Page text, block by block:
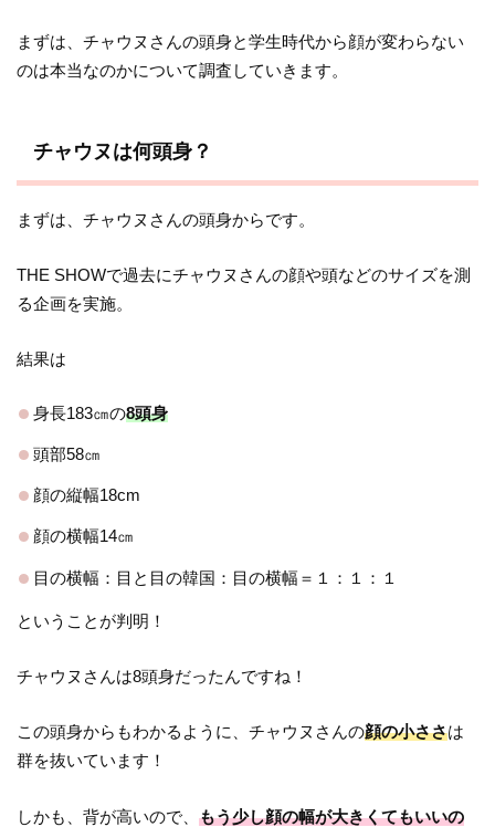
まずは、チャウヌさんの頭身と学生時代から顔が変わらない
のは本当なのかについて調査していきます。
チャウヌは何頭身？
まずは、チャウヌさんの頭身からです。
THE SHOWで過去にチャウヌさんの顔や頭などのサイズを測
る企画を実施。
結果は
身長183㎝の8頭身
頭部58㎝
顔の縦幅18cm
顔の横幅14㎝
目の横幅：目と目の韓国：目の横幅＝１：１：１
ということが判明！
チャウヌさんは8頭身だったんですね！
この頭身からもわかるように、チャウヌさんの顔の小ささは
群を抜いています！
しかも、背が高いので、もう少し顔の幅が大きくてもいいの